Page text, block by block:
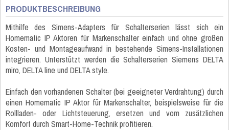
PRODUKTBESCHREIBUNG
Mithilfe des Simens-Adapters für Schalterserien lässt sich ein
Homematic IP Aktoren für Markenschalter einfach und ohne großen
Kosten- und Montageaufwand in bestehende Simens-Installationen
integrieren. Unterstützt werden die Schalterserien Siemens DELTA
miro, DELTA line und DELTA style.
Einfach den vorhandenen Schalter (bei geeigneter Verdrahtung) durch
einen Homematic IP Aktor für Markenschalter, beispielsweise für die
Rollladen- oder Lichtsteuerung, ersetzen und vom zusätzlichen
Komfort durch Smart-Home-Technik profitieren.